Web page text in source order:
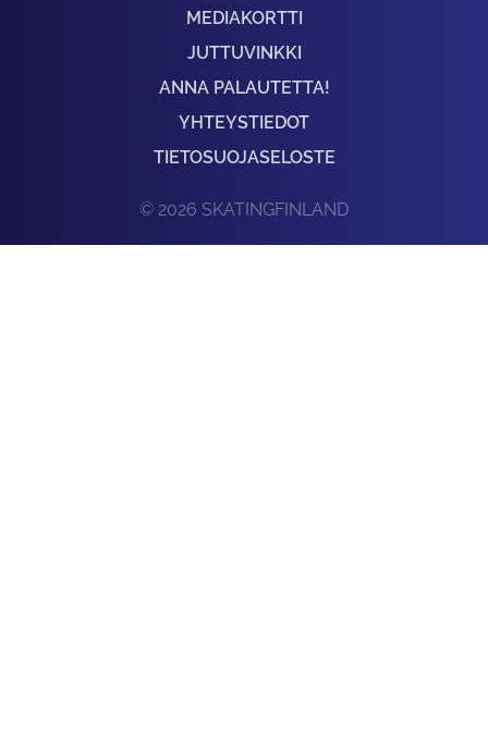
MEDIAKORTTI
JUTTUVINKKI
ANNA PALAUTETTA!
YHTEYSTIEDOT
TIETOSUOJASELOSTE
© 2026 SKATINGFINLAND